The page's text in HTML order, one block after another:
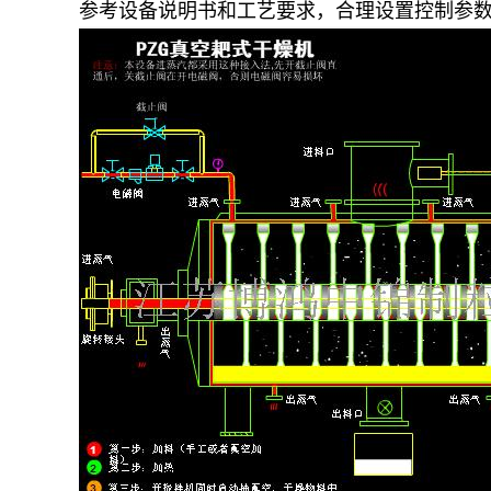
参考设备说明书和工艺要求，合理设置控制参